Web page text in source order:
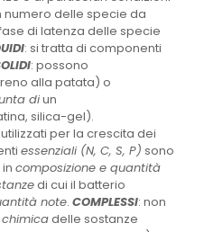
numero delle specie da
di latenza delle specie
: si tratta di componenti
: possono
alla patata) o
diun
silica-gel).
utilizzati per la crescita dei
essenziali (N, C, S, P) sono
composizione e quantità
di cui il batterio
note. COMPLESSI: non
chimicadelle sostanze